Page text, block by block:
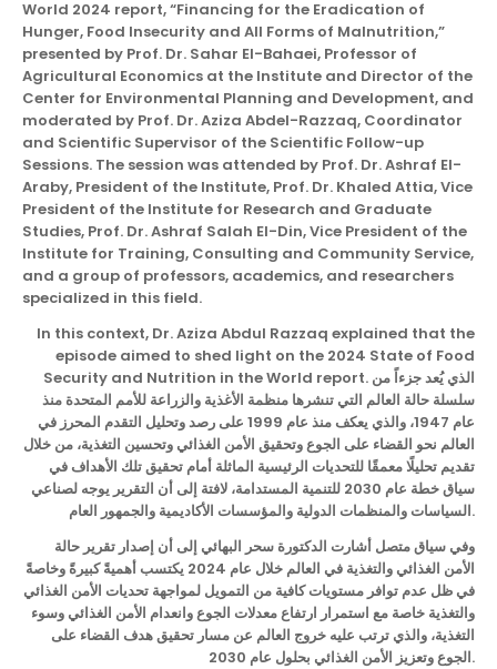
World 2024 report, “Financing for the Eradication of
Hunger, Food Insecurity and All Forms of Malnutrition,”
presented by Prof. Dr. Sahar El-Bahaei, Professor of
Agricultural Economics at the Institute and Director of the
Center for Environmental Planning and Development, and
moderated by Prof. Dr. Aziza Abdel-Razzaq, Coordinator
and Scientific Supervisor of the Scientific Follow-up
Sessions. The session was attended by Prof. Dr. Ashraf El-
Araby, President of the Institute, Prof. Dr. Khaled Attia, Vice
President of the Institute for Research and Graduate
Studies, Prof. Dr. Ashraf Salah El-Din, Vice President of the
Institute for Training, Consulting and Community Service,
and a group of professors, academics, and researchers
specialized in this field.
In this context, Dr. Aziza Abdul Razzaq explained that the
episode aimed to shed light on the 2024 State of Food
Security and Nutrition in the World report. الذي يُعد جزءاً من
سلسلة حالة العالم التي تنشرها منظمة الأغذية والزراعة للأمم المتحدة منذ
عام 1947، والذي يعكف منذ عام 1999 على رصد وتحليل التقدم المحرز في
العالم نحو القضاء على الجوع وتحقيق الأمن الغذائي وتحسين التغذية، من خلال
تقديم تحليلًا معمقًا للتحديات الرئيسية الماثلة أمام تحقيق تلك الأهداف في
سياق خطة عام 2030 للتنمية المستدامة، لافتة إلى أن التقرير يوجه لصناعي
السياسات والمنظمات الدولية والمؤسسات الأكاديمية والجمهور العام.
وفي سياق متصل أشارت الدكتورة سحر البهائي إلى أن إصدار تقرير حالة
الأمن الغذائي والتغذية في العالم خلال عام 2024 يكتسب أهميةً كبيرةً وخاصةً
في ظل عدم توافر مستويات كافية من التمويل لمواجهة تحديات الأمن الغذائي
والتغذية خاصة مع استمرار ارتفاع معدلات الجوع وانعدام الأمن الغذائي وسوء
التغذية، والذي ترتب عليه خروج العالم عن مسار تحقيق هدف القضاء على
الجوع وتعزيز الأمن الغذائي بحلول عام 2030.